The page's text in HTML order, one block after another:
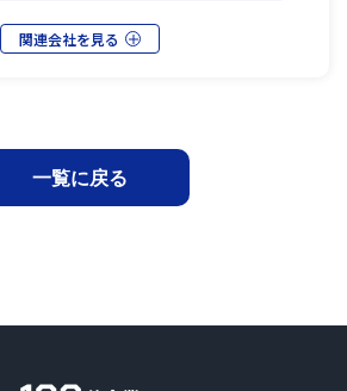
一覧に戻る